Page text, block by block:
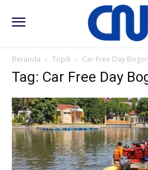
Beranda Topik Car Free Day Bogor
Tag: Car Free Day